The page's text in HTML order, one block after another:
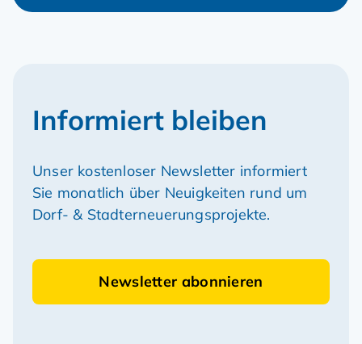
Informiert bleiben
Unser kostenloser Newsletter informiert
Sie monatlich über Neuigkeiten rund um
Dorf- & Stadterneuerungsprojekte.
Newsletter abonnieren